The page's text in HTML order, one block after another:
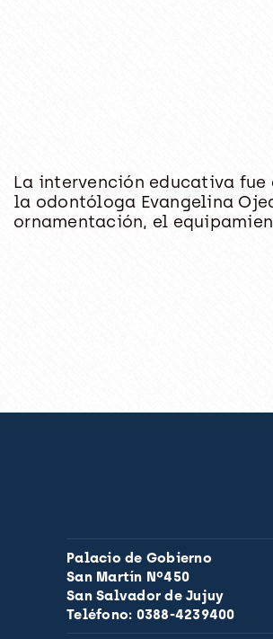
La intervención educativa
la odontóloga Evangelina
ornamentación, el
Palacio de Gobierno
San Martín Nº450
San Salvador de Jujuy
Teléfono: 0388-4239400